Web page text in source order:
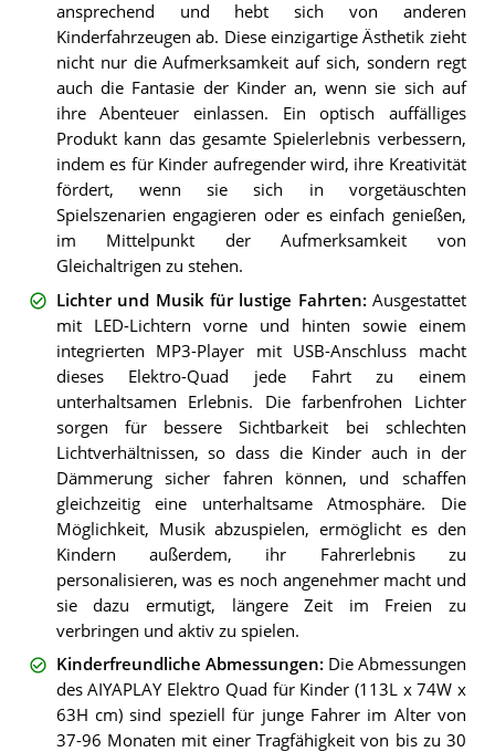
ansprechend und hebt sich von anderen
Kinderfahrzeugen ab. Diese einzigartige Ästhetik zieht
nicht nur die Aufmerksamkeit auf sich, sondern regt
auch die Fantasie der Kinder an, wenn sie sich auf
ihre Abenteuer einlassen. Ein optisch auffälliges
Produkt kann das gesamte Spielerlebnis verbessern,
indem es für Kinder aufregender wird, ihre Kreativität
fördert, wenn sie sich in vorgetäuschten
Spielszenarien engagieren oder es einfach genießen,
im Mittelpunkt der Aufmerksamkeit von
Gleichaltrigen zu stehen.
Lichter und Musik für lustige Fahrten: Ausgestattet
mit LED-Lichtern vorne und hinten sowie einem
integrierten MP3-Player mit USB-Anschluss macht
dieses Elektro-Quad jede Fahrt zu einem
unterhaltsamen Erlebnis. Die farbenfrohen Lichter
sorgen für bessere Sichtbarkeit bei schlechten
Lichtverhältnissen, so dass die Kinder auch in der
Dämmerung sicher fahren können, und schaffen
gleichzeitig eine unterhaltsame Atmosphäre. Die
Möglichkeit, Musik abzuspielen, ermöglicht es den
Kindern außerdem, ihr Fahrerlebnis zu
personalisieren, was es noch angenehmer macht und
sie dazu ermutigt, längere Zeit im Freien zu
verbringen und aktiv zu spielen.
Kinderfreundliche Abmessungen: Die Abmessungen
des AIYAPLAY Elektro Quad für Kinder (113L x 74W x
63H cm) sind speziell für junge Fahrer im Alter von
37-96 Monaten mit einer Tragfähigkeit von bis zu 30